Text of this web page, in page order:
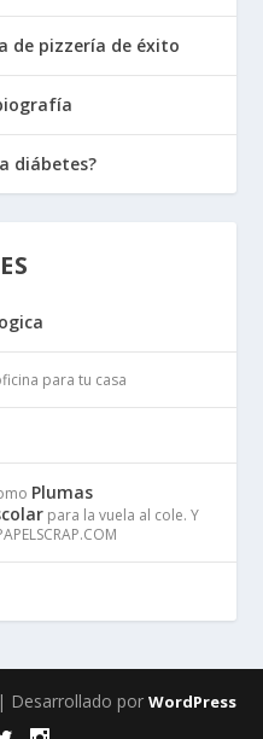
de pizzería de éxito
diábetes?
para tu casa
Plumas
para la vuela al cole. Y
por WordPress